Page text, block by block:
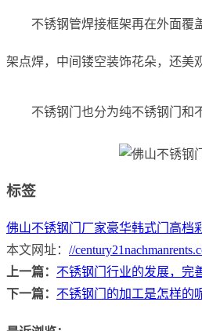
不锈钢管焊接框架再在外面覆
架点焊，中间镂空装饰花朵，还美
不锈钢门也分为纯不锈钢门和
标签
佛山不锈钢门厂家豪华韩式门 高档
本文网址： //
上一篇： 不锈钢门行业的发展，完
下一篇： 不锈钢门的加工是怎样的